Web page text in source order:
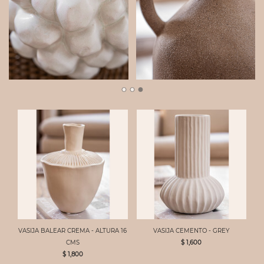
VASIJA BALEAR CREMA - ALTURA 16
CMS
$ 1,800
VASIJA CEMENTO - GREY
$ 1,600